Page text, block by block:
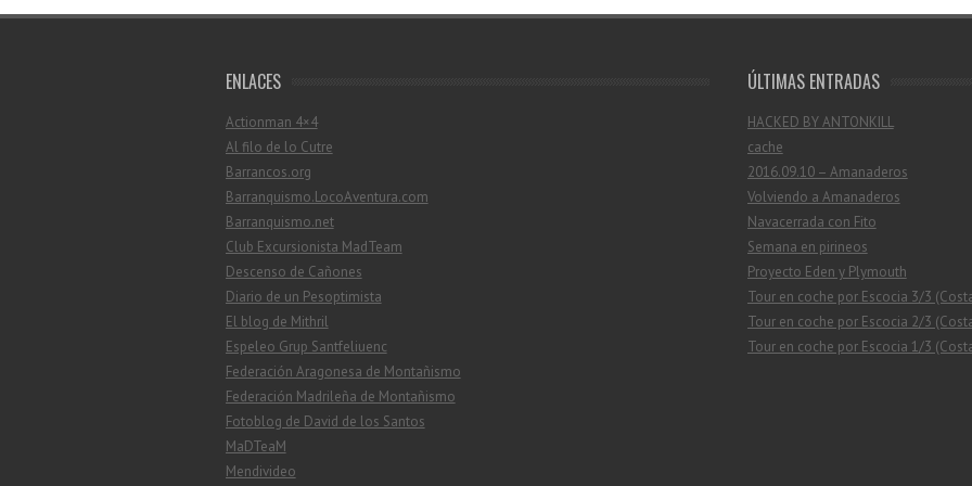
ENLACES
Actionman 4×4
Al filo de lo Cutre
Barrancos.org
Barranquismo.LocoAventura.com
Barranquismo.net
Club Excursionista MadTeam
Descenso de Cañones
Diario de un Pesoptimista
El blog de Mithril
Espeleo Grup Santfeliuenc
Federación Aragonesa de Montañismo
Federación Madrileña de Montañismo
Fotoblog de David de los Santos
MaDTeaM
Mendivideo
ÚLTIMAS ENTRADAS
HACKED BY ANTONKILL
cache
2016.09.10 – Amanaderos
Volviendo a Amanaderos
Navacerrada con Fito
Semana en pirineos
Proyecto Eden y Plymouth
Tour en coche por Escocia 3/3
Tour en coche por Escocia 2/3
Tour en coche por Escocia 1/3